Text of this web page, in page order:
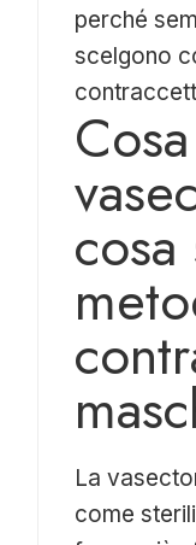
perché
scelgono
La
come